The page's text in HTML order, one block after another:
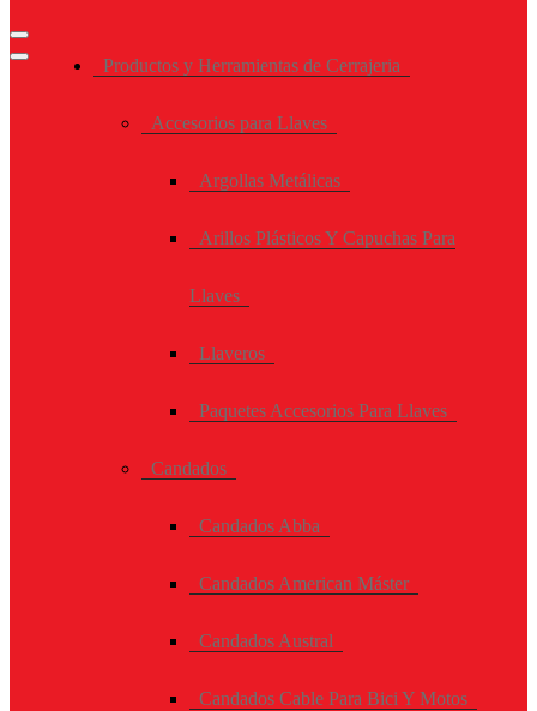
Productos y Herramientas de Cerrajeria
Accesorios para Llaves
Argollas Metálicas
Arillos Plásticos Y Capuchas Para
Llaves
Llaveros
Paquetes Accesorios Para Llaves
Candados
Candados Abba
Candados American Máster
Candados Austral
Candados Cable Para Bici Y Motos